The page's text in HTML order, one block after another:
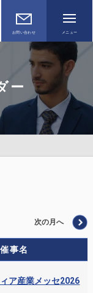
お問い合わせ メニュー
ー
次の月へ
催事名
ア産業メッセ2026